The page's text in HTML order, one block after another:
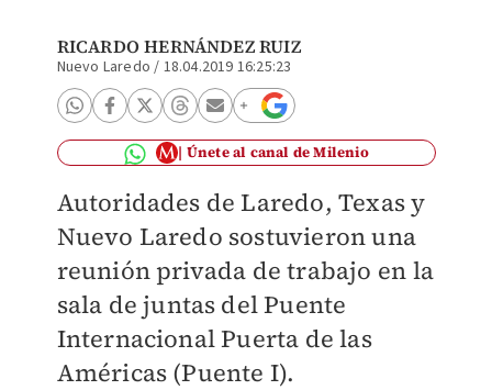
RICARDO HERNÁNDEZ RUIZ
Nuevo Laredo / 18.04.2019 16:25:23
Únete al canal de Milenio
Autoridades de Laredo, Texas y
Nuevo Laredo sostuvieron una
reunión privada de trabajo en la
sala de juntas del Puente
Internacional Puerta de las
Américas (Puente I).